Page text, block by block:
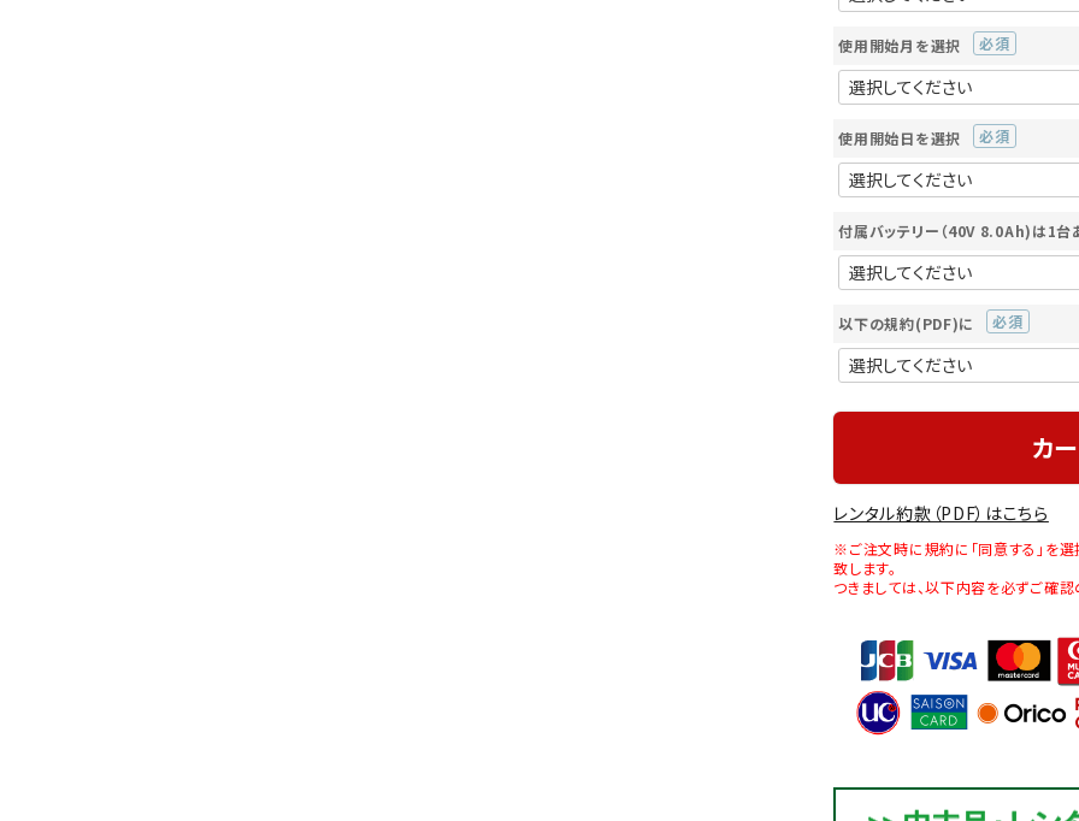
使用開始月を選択
(必
使用開始日を選択
(必
付属バッテリー（40V 8.0Ah)は1台
以下の規約(PDF)に
(必
カ
レンタル約款（PDF）はこちら
※ご注文時に規約に「同意する」を
致します。
つきましては、以下内容を必ずご確認